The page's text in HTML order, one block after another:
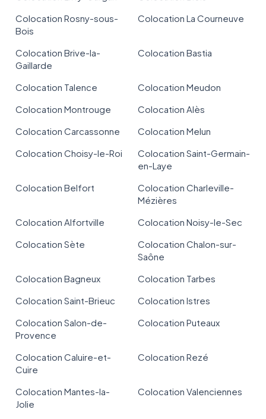
Colocation Rosny-sous-
Bois
Colocation La Courneuve
Colocation Brive-la-
Gaillarde
Colocation Bastia
Colocation Talence
Colocation Meudon
Colocation Montrouge
Colocation Alès
Colocation Carcassonne
Colocation Melun
Colocation Choisy-le-Roi
Colocation Saint-Germain-
en-Laye
Colocation Belfort
Colocation Charleville-
Mézières
Colocation Alfortville
Colocation Noisy-le-Sec
Colocation Sète
Colocation Chalon-sur-
Saône
Colocation Bagneux
Colocation Tarbes
Colocation Saint-Brieuc
Colocation Istres
Colocation Salon-de-
Provence
Colocation Puteaux
Colocation Caluire-et-
Cuire
Colocation Rezé
Colocation Mantes-la-
Jolie
Colocation Valenciennes